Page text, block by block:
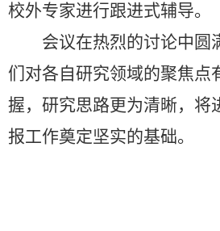
校外专家进行跟进式辅导。
会议在热烈的讨论中圆
们对各自研究领域的聚焦点
握，研究思路更为清晰，将
报工作奠定坚实的基础。